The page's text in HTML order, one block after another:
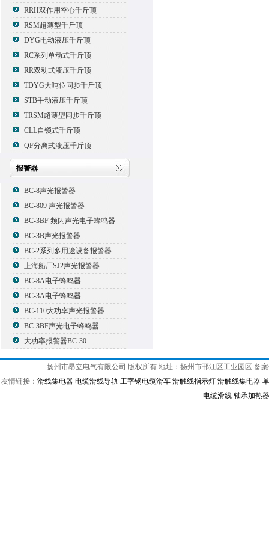
RRH双作用空心千斤顶
RSM超薄型千斤顶
DYG电动液压千斤顶
RC系列单动式千斤顶
RR双动式液压千斤顶
TDYG大吨位同步千斤顶
STB手动液压千斤顶
TRSM超薄型同步千斤顶
CLL自锁式千斤顶
QF分离式液压千斤顶
报警器
BC-8声光报警器
BC-809 声光报警器
BC-3BF 频闪声光电子蜂鸣器
BC-3B声光报警器
BC-2系列多用途设备报警器
上海船厂SJ2声光报警器
BC-8A电子蜂鸣器
BC-3A电子蜂鸣器
BC-110大功率声光报警器
BC-3BF声光电子蜂鸣器
大功率报警器BC-30
扬州市昂立电气有限公司 版权所有 地址：扬州市邗江区工业园区 备
友情链接： 滑线集电器 电缆滑线导轨 工字钢电缆滑车 滑触线指示灯 滑触线集电器
电缆滑线 轴承加热器